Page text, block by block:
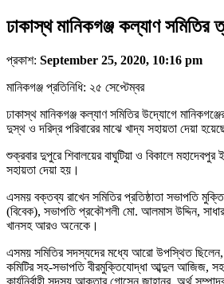
ঢাকাস্থ মানিকগঞ্জ কল্যাণ সমিতির
প্রকাশ: September 25, 2020, 10:16 pm
মানিকগঞ্জ প্রতিনিধি: ২৫ সেপ্টেম্বর
ঢাকাস্থ মানিকগঞ্জ কল্যাণ সমিতির উদ্যোগে
দুস্থ ও দরিদ্র পরিবারের মাঝে খাদ্য সহায়তা দেয়া
শুক্রবার দুপুরে শিবালয়ের বাঘুটিয়া ও বিকালে
সহায়তা দেয়া হয়।
এসময় বক্তব্য রাখেন সমিতির প্রতিষ্ঠাতা সভাপতি
(বিবেক), সভাপতি প্রকৌশলী মো. আলমাস উদ্দিন,
খানসহ আরও অনেকে।
এসময় সমিতির সদস্যদের মধ্যে আরো উপস্থিত ছিলেন,
কমিটির সহ-সভাপতি বীরমুক্তিযোদ্ধা আব্দুল আজিজ,
কার্যনির্বাহী সদস্য আকতার গোসেন জাহানুর, অর্থ